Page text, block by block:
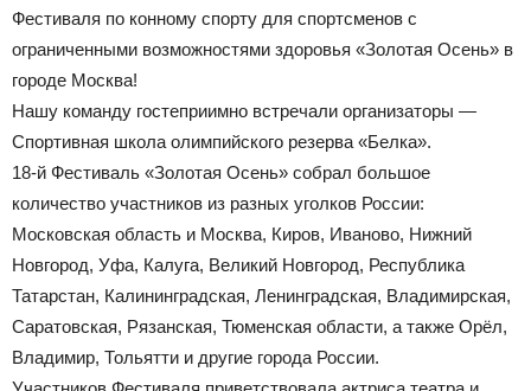
Фестиваля по конному спорту для спортсменов с
ограниченными возможностями здоровья «Золотая Осень» в
городе Москва!
Нашу команду гостеприимно встречали организаторы —
Спортивная школа олимпийского резерва «Белка».
18-й Фестиваль «Золотая Осень» собрал большое
количество участников из разных уголков России:
Московская область и Москва, Киров, Иваново, Нижний
Новгород, Уфа, Калуга, Великий Новгород, Республика
Татарстан, Калининградская, Ленинградская, Владимирская,
Саратовская, Рязанская, Тюменская области, а также Орёл,
Владимир, Тольятти и другие города России.